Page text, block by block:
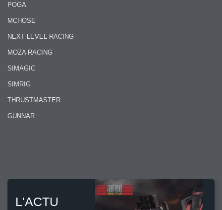
POGA
MCHOSE
NEXT LEVEL RACING
MOZA RACING
SIMAGIC
SIMRIG
THRUSTMASTER
GUNNAR
L'ACTU